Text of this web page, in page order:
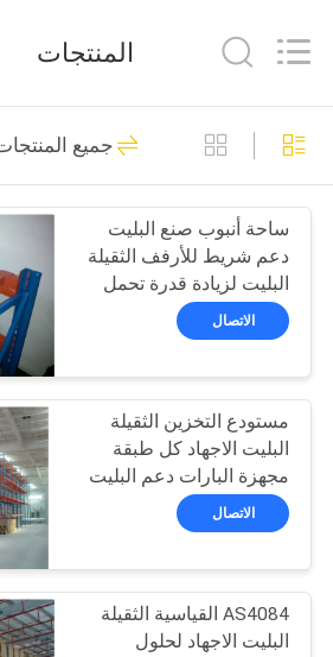
منزل،
بيت
منتجات
معلومات
جولة
المعمل
مراقبة
الجودة
Products
Rights
الثقيلة واجب
الاجهاد
21
انتقائية البليت
25
23
المنتجات
جميع
ساحة أنبوب صنع البليت
دعم شريط للأرفف الثقيلة
البليت لزيادة قدرة تحمل
الاتصال
مستودع التخزين الثقيلة
البليت الاجهاد كل طبقة
مجهزة البارات دعم البليت
الاتصال
AS4084 القياسية الثقيلة
البليت الاجهاد لحلول